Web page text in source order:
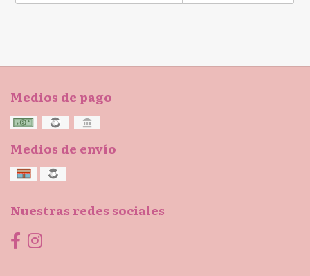
Medios de pago
Medios de envío
Nuestras redes sociales